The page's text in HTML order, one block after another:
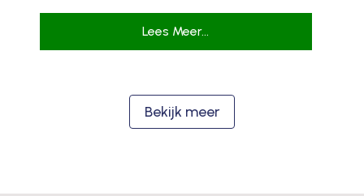
Lees Meer...
Bekijk meer